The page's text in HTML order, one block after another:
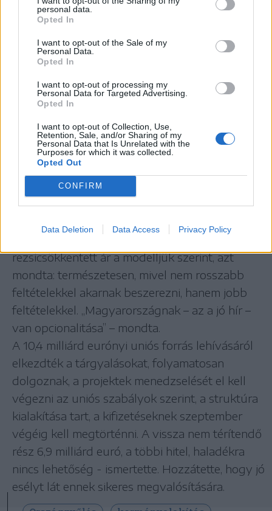
personal data.
Opted In
I want to opt-out of the Sale of my
Personal Data.
Opted In
I want to opt-out of processing my
Personal Data for Targeted Advertising.
Opted In
I want to opt-out of Collection, Use,
Retention, Sale, and/or Sharing of my
Personal Data that Is Unrelated with the
Purposes for which it was collected.
Opted Out
CONFIRM
Data Deletion Data Access Privacy Policy
meghallgatását követő tájékoztatóján
újságíróknak hétfőn. Kapitány István miniszteri
kinevezését az Országgyűlés gazdasági és
energetikai bizottsága jóváhagyta 12 igen 0 nem
3 tartózkodás mellett. Kijelentette:
Magyarország rendelkezik két kőolajvezetékkel,
legolcsóbb, legmegbízhatóbb,
legfenntarthatóbb és leghatékonyabb forrásból
kell beszerezni az energiát. A Tisza-kormány
fogja használni a meglévő kapacitásokat –
„nyilvánvalóan amennyire ez a mi döntésünk” –
rezsicsökkentett ár a modelljük szerint, azt
mondta: természetesen, mivel nem rosszabb
feltételekkel akarnak beszerezni, hanem jobb
feltételekkel. „Magyarországnak – az a jó hír –
van opcionalitása” – mondta.
A 10,4 milliárd eurónyi uniós forrás lehívásáról
elkezdték a tárgyalásokat, folyamatosan
dolgoznak, a projektek menedzselését el kell
végezni az uniós szabályok szerint, a struktúra
kialakítása tart, a kifizetéseknek szeptember
végéig kell megtörténni. A vissza nem térítendő
rész 6,9 milliárd euró, a többi hitel, haladékra
nincs lehetőség - ismertette. Hozzátette, hogy jó
esélyt lát ennek sikeres megvalósítására.